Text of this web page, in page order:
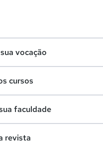
vocação
cursos
faculdade
revista